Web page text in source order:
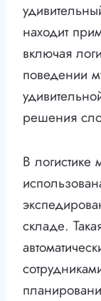
находит
включая
поведении
решения
В логистике
складе.